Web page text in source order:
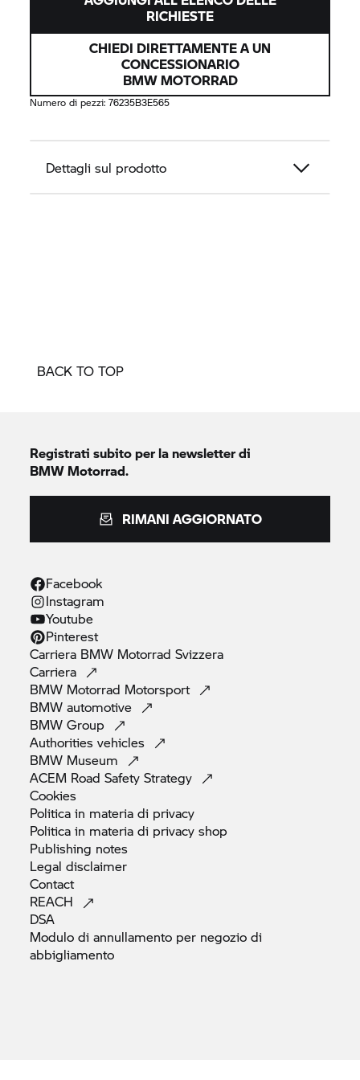
RICHIESTE
CHIEDI DIRETTAMENTE A UN
CONCESSIONARIO
BMW MOTORRAD
Numero di pezzi:76235B3E565
Dettagli sul prodotto
BACK TO TOP
Registrati subito per la newsletter di
BMW Motorrad.
RIMANI AGGIORNATO
Facebook
Instagram
Youtube
Pinterest
Carriera BMW Motorrad Svizzera
Carriera
BMW Motorrad Motorsport
BMWautomotive
BMWGroup
Authoritiesvehicles
BMW Museum
ACEM Road SafetyStrategy
Cookies
Politica in materia di privacy
Politica in materia di privacyshop
Publishing notes
Legaldisclaimer
Contact
REACH
DSA
Modulo di annullamento per negozio di
abbigliamento